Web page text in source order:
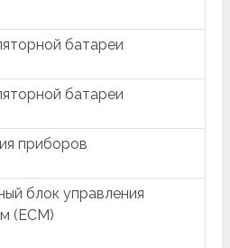
батареи
батареи
приборов
блок управления
(ECM)